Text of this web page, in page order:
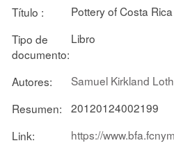
Título :
Pottery of Costa
Tipo de
documento:
Libro
Autores: Samuel Kirkland
Resumen:
20120124002199
Link:
https://